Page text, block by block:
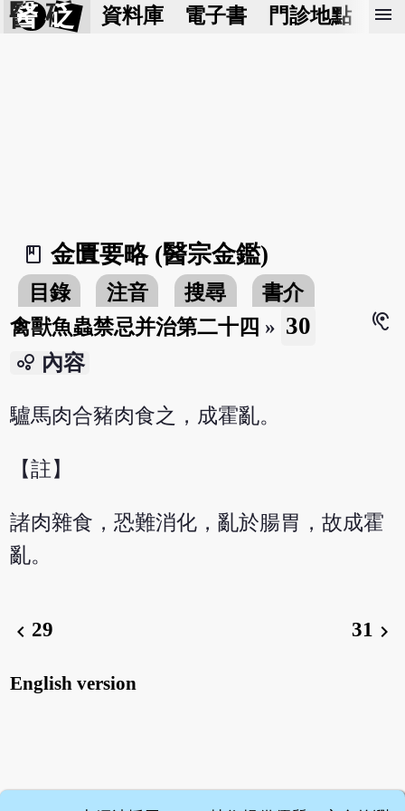
醫 砭 資料庫 電子書 門診地點 預
menu
book_2
金匱要略 (醫宗金鑑)
目錄 注音 搜尋
書介
禽獸魚蟲禁忌并治第二十四 » 30
hearing
bubble_chart 內容
驢馬肉合豬肉食之，成霍亂。
【註】
諸肉雜食，恐難消化，亂於腸胃，故成霍
亂。
chevron_left 29 31 chevron_right
English version